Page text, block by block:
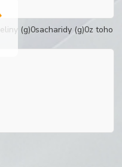
(g)0sacharidy (g)0z toho